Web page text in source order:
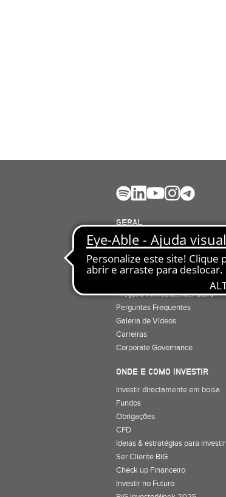
GERAL
Quem Somos
Preçário
Minha conta
Preçário #Investe_no_Futuro
Perguntas Frequentes
Galeria de Vídeos
Carreiras
Corporate Governance
ONDE E COMO INVESTIR
Investir directamente em bolsa
Fundos
Obrigações
CFD
Ideias & estratégias para investir
Ser Cliente BiG
Check up Financeiro
Investir no Futuro